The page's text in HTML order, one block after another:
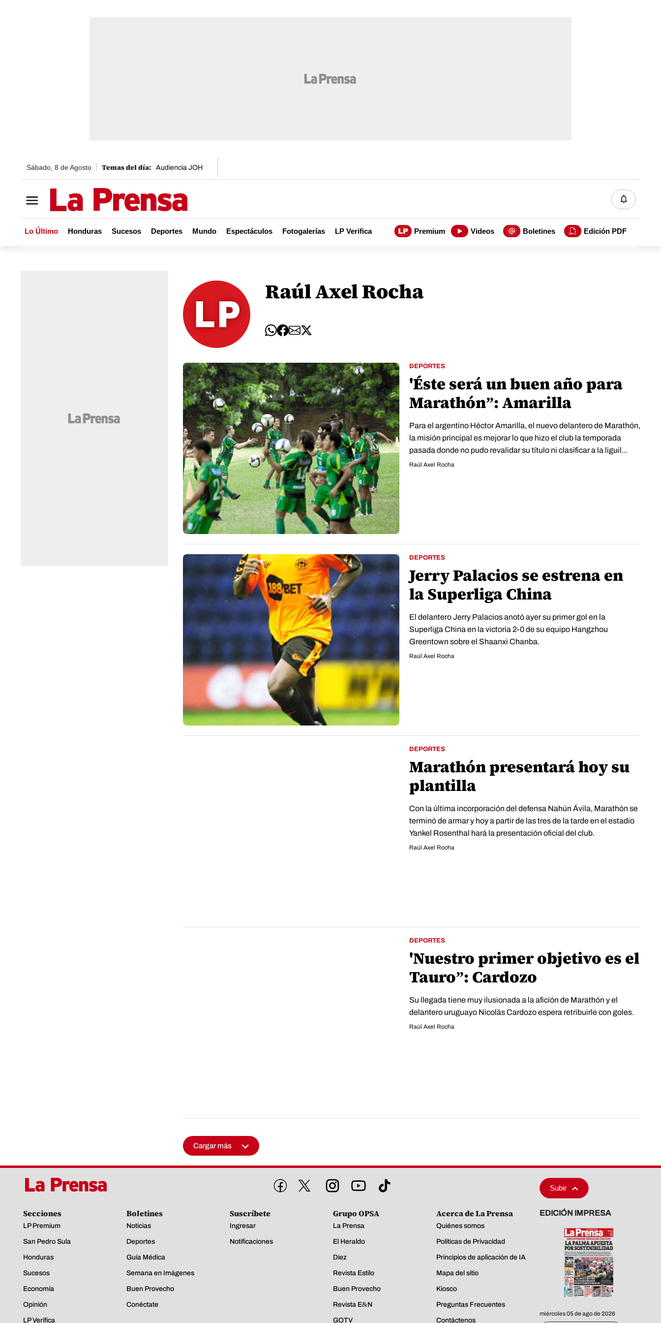
Sábado, 8 de Agosto Audiencia JOH
Lo Último Honduras Sucesos Deportes Mundo Espectáculos Fotogalerías LP Verifica Premium Videos Boletines Edición PDF
Raúl Axel Rocha
DEPORTES
'Éste será un buen año para
Marathón”: Amarilla
Para el argentino Héctor Amarilla, el nuevo delantero de Marathón,
la misión principal es mejorar lo que hizo el club la temporada
pasada donde no pudo revalidar su título ni clasificar a la liguil...
Raúl Axel Rocha
DEPORTES
Jerry Palacios se estrena en
la Superliga China
El delantero Jerry Palacios anotó ayer su primer gol en la
Superliga China en la victoria 2-0 de su equipo Hangzhou
Greentown sobre el Shaanxi Chanba.
Raúl Axel Rocha
DEPORTES
Marathón presentará hoy su
plantilla
Con la última incorporación del defensa Nahún Ávila, Marathón se
terminó de armar y hoy a partir de las tres de la tarde en el estadio
Yankel Rosenthal hará la presentación oficial del club.
Raúl Axel Rocha
DEPORTES
'Nuestro primer objetivo es el
Tauro”: Cardozo
Su llegada tiene muy ilusionada a la afición de Marathón y el
delantero uruguayo Nicolás Cardozo espera retribuirle con goles.
Raúl Axel Rocha
Cargar más
Subir
Secciones
LP Premium
San Pedro Sula
Honduras
Sucesos
Economía
Opinión
LP Verifica
Boletines
Noticias
Deportes
Guía Médica
Semana en Imágenes
Buen Provecho
Conéctate
Suscríbete
Ingresar
Notificaciones
Grupo OPSA
La Prensa
El Heraldo
Diez
Revista Estilo
Buen Provecho
Revista E&N
GOTV
Acerca de La Prensa
Quiénes somos
Políticas de Privacidad
Principios de aplicación de IA
Mapa del sitio
Kiosco
Preguntas Frecuentes
Contáctenos
EDICIÓN IMPRESA
miércoles 05 de ago de 2026